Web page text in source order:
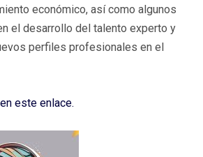
económico, así como algunos
el desarrollo del talento experto y
perfiles profesionales en el
en este enlace.